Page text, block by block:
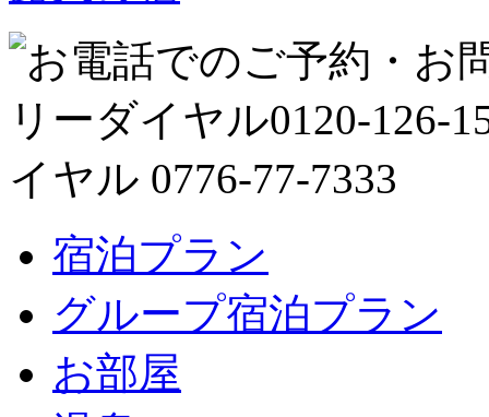
宿泊プラン
グループ宿泊プラン
お部屋